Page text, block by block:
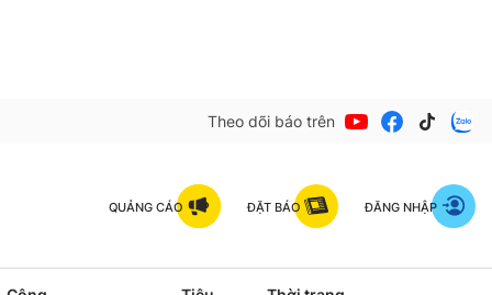
Theo dõi báo trên
QUẢNG CÁO ĐẶT BÁO ĐĂNG NHẬP